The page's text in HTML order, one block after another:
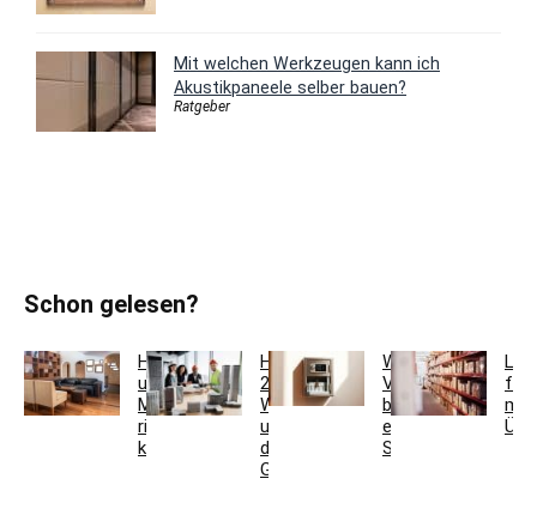
Mit welchen Werkzeugen kann ich
Akustikpaneele selber bauen?
Ratgeber
Schon gelesen?
Holzfarben
und
Möbel
richtig
kombinieren
Hausmeisterservice
2.0:
Werkzeugkoffer
und
digitales
Gebäudemanagement
Welche
Vorteile
bietet
ein
Schlüsseltresor?
für